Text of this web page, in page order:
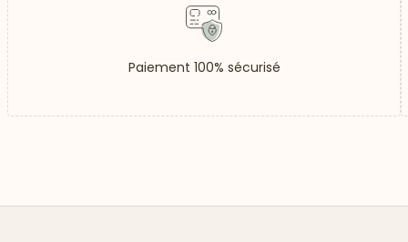
Paiement 100% sécurisé